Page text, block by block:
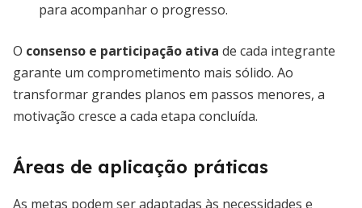
para acompanhar o progresso.
O consenso e participação ativa de cada integrante
garante um comprometimento mais sólido. Ao
transformar grandes planos em passos menores, a
motivação cresce a cada etapa concluída.
Áreas de aplicação práticas
As metas podem ser adaptadas às necessidades e